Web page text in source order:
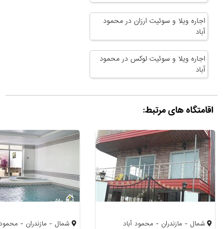
اجاره ویلا و سوئیت ارزان در محمود
آباد
اجاره ویلا و سوئیت لوکس در محمود
آباد
اقامتگاه های مرتبط:
شمال - مازندران - محمود آباد شمال - مازندران - محمود